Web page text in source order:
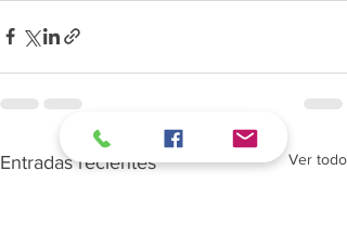
Entradas recientes Ver todo